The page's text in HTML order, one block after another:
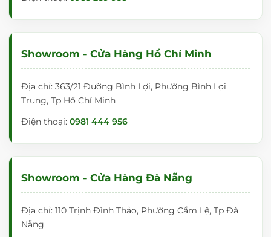
Showroom - Cửa Hàng Hồ Chí Minh
Địa chỉ: 363/21 Đường Bình Lợi, Phường Bình Lợi
Trung, Tp Hồ Chí Minh
Điện thoại: 0981 444 956
Showroom - Cửa Hàng Đà Nẵng
Địa chỉ: 110 Trịnh Đình Thảo, Phường Cẩm Lệ, Tp Đà
Nẵng